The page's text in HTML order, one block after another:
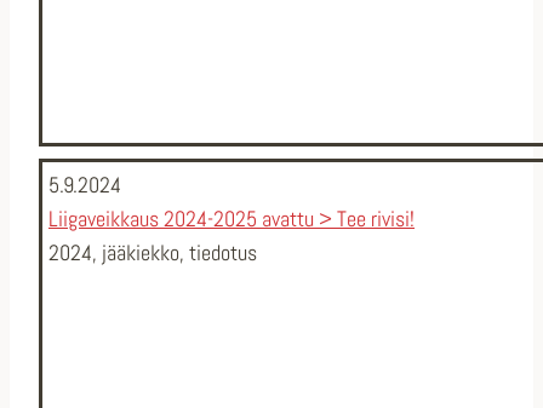
5.9.2024
Liigaveikkaus 2024-2025 avattu > Tee rivisi!
2024, jääkiekko, tiedotus